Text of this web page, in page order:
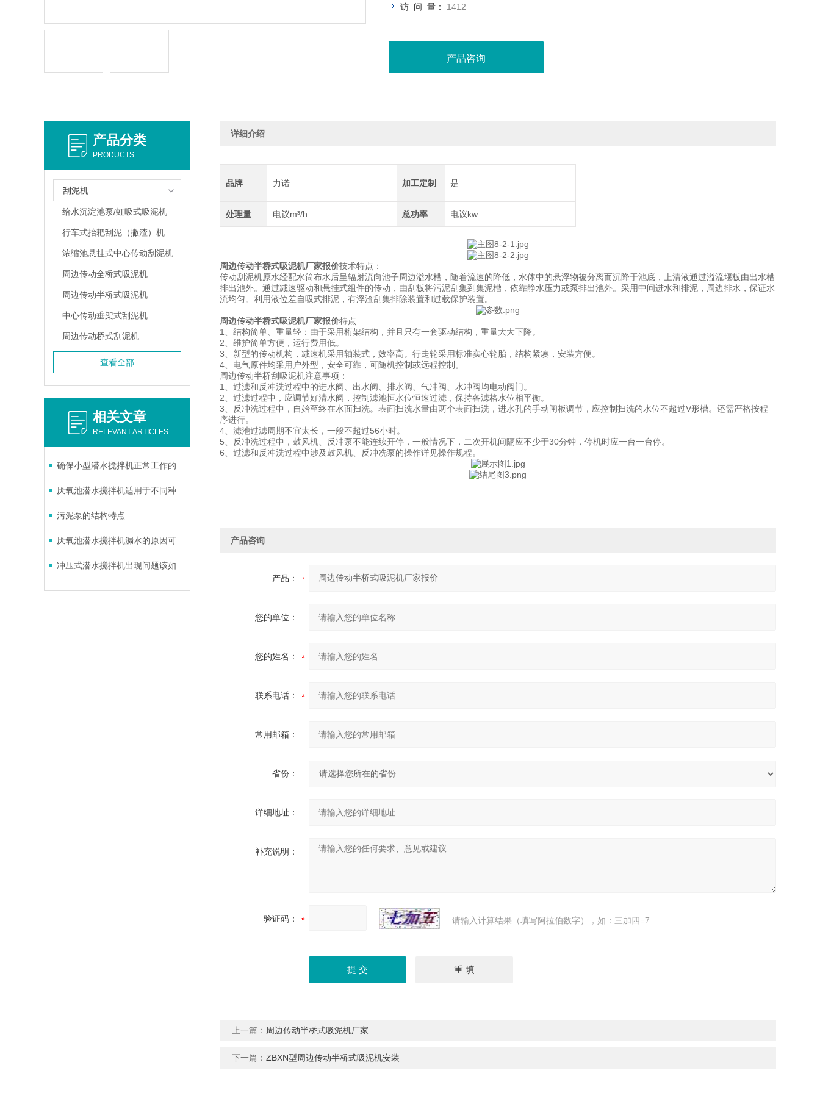
访 问 量： 1412
产品咨询
产品分类
PRODUCTS
刮泥机
给水沉淀池泵/虹吸式吸泥机
行车式抬耙刮泥（撇渣）机
浓缩池悬挂式中心传动刮泥机
周边传动全桥式吸泥机
周边传动半桥式吸泥机
中心传动垂架式刮泥机
周边传动桥式刮泥机
查看全部
相关文章
RELEVANT ARTICLES
污泥泵的结构特点
详细介绍
品牌 力诺 加工定制 是
处理量 电议m³/h 总功率 电议kw
周边传动半桥式吸泥机厂家报价技术特点：
传动刮泥机原水经配水筒布水后呈辐射流向池子周边溢水槽，随着流速的降低，水体中的悬浮物被分离而沉降于池底，上清液通过溢流堰板由出水槽
排出池外。通过减速驱动和悬挂式组件的传动，由刮板将污泥刮集到集泥槽，依靠静水压力或泵排出池外。采用中间进水和排泥，周边排水，保证水
流均匀。利用液位差自吸式排泥，有浮渣刮集排除装置和过载保护装置。
周边传动半桥式吸泥机厂家报价特点
1、结构简单、重量轻：由于采用桁架结构，并且只有一套驱动结构，重量大大下降。
2、维护简单方便，运行费用低。
3、新型的传动机构，减速机采用轴装式，效率高。行走轮采用标准实心轮胎，结构紧凑，安装方便。
4、电气原件均采用户外型，安全可靠，可随机控制或远程控制。
周边传动半桥刮吸泥机注意事项：
1、过滤和反冲洗过程中的进水阀、出水阀、排水阀、气冲阀、水冲阀均电动阀门。
2、过滤过程中，应调节好清水阀，控制滤池恒水位恒速过滤，保持各滤格水位相平衡。
3、反冲洗过程中，自始至终在水面扫洗。表面扫洗水量由两个表面扫洗，进水孔的手动闸板调节，应控制扫洗的水位不超过V形槽。还需严格按程
序进行。
4、滤池过滤周期不宜太长，一般不超过56小时。
5、反冲洗过程中，鼓风机、反冲泵不能连续开停，一般情况下，二次开机间隔应不少于30分钟，停机时应一台一台停。
6、过滤和反冲洗过程中涉及鼓风机、反冲冼泵的操作详见操作规程。
产品咨询
产品：
您的单位：
您的姓名：
联系电话：
常用邮箱：
省份：
详细地址：
补充说明：
验证码： 请输入计算结果（填写阿拉伯数字），如：三加四=7
上一篇： 周边传动半桥式吸泥机厂家
下一篇： ZBXN型周边传动半桥式吸泥机安装